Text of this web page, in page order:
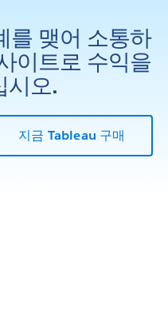
를 맺어 소통하
이트로 수익을
시오.
지금 Tableau 구매